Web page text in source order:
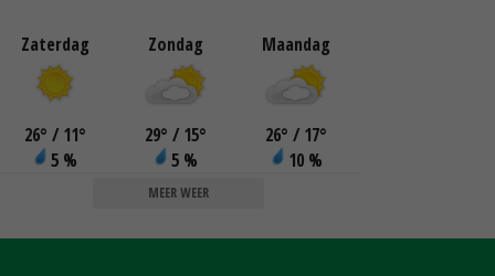
Zaterdag
26° / 11°
5 %
Zondag
29° / 15°
5 %
Maandag
26° / 17°
10 %
MEER WEER